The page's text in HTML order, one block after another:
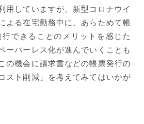
用していますが、新型コロナウイ
よる在宅勤務中に、あらためて帳
できることのメリットを感じた
ーパーレス化が進んでいくことも
の機会に請求書などの帳票発行の
スト削減」を考えてみてはいかが